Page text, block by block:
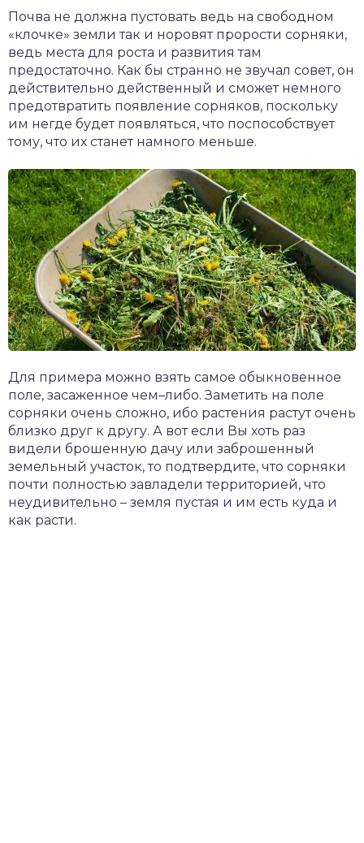
Почва не должна пустовать ведь на свободном
«клочке» земли так и норовят прорости сорняки,
ведь места для роста и развития там
предостаточно. Как бы странно не звучал совет, он
действительно действенный и сможет немного
предотвратить появление сорняков, поскольку
им негде будет появляться, что поспособствует
тому, что их станет намного меньше.
Для примера можно взять самое обыкновенное
поле, засаженное чем–либо. Заметить на поле
сорняки очень сложно, ибо растения растут очень
близко друг к другу. А вот если Вы хоть раз
видели брошенную дачу или заброшенный
земельный участок, то подтвердите, что сорняки
почти полностью завладели территорией, что
неудивительно – земля пустая и им есть куда и
как расти.